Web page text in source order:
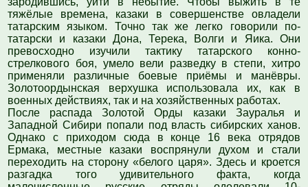
тяжёлые времена, казаки в совершенстве овладели
татарским языком. Точно так же легко говорили по-
татарски и казаки Дона, Терека, Волги и Яика. Они
превосходно изучили тактику татарского конно-
стрелкового боя, умело вели разведку в степи, хитро
применяли различные боевые приёмы и манёвры.
Золотоордынская верхушка использовала их, как в
военных действиях, так и на хозяйственных работах.
После распада Золотой Орды казаки Зауралья и
Западной Сибири попали под власть сибирских ханов.
Однако с приходом сюда в конце 16 века отрядов
Ермака, местные казаки воспрянули духом и стали
переходить на сторону «белого царя». Здесь и кроется
разгадка того удивительного факта, когда